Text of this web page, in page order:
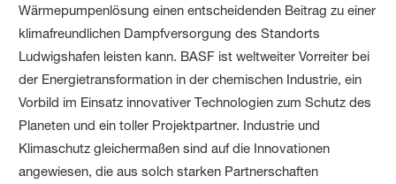
Wärmepumpenlösung einen entscheidenden Beitrag zu einer
klimafreundlichen Dampfversorgung des Standorts
Ludwigshafen leisten kann. BASF ist weltweiter Vorreiter bei
der Energietransformation in der chemischen Industrie, ein
Vorbild im Einsatz innovativer Technologien zum Schutz des
Planeten und ein toller Projektpartner. Industrie und
Klimaschutz gleichermaßen sind auf die Innovationen
angewiesen, die aus solch starken Partnerschaften